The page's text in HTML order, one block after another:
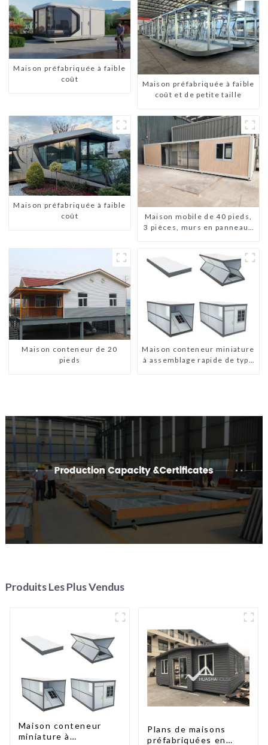
Maison préfabriquée à faible
coût
Maison préfabriquée à faible
coût et de petite taille
Maison préfabriquée à faible
coût
Maison mobile de 40 pieds,
3 pièces, murs en panneaux
chambres
Maison conteneur de 20
pieds
Maison conteneur miniature
à assemblage rapide de type
Produits Les Plus Vendus
Maison conteneur
miniature à
Plans de maisons
préfabriquées en